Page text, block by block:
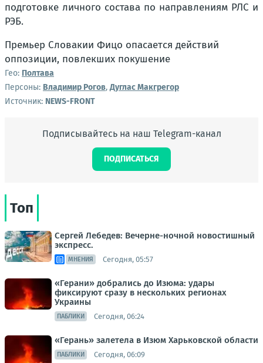
подготовке личного состава по направлениям РЛС и
РЭБ.
Премьер Словакии Фицо опасается действий
оппозиции, повлекших покушение
Гео: Полтава
Персоны: Владимир Рогов,Дуглас Макгрегор
Источник: NEWS-FRONT
Подписывайтесь на наш Telegram-канал
ПОДПИСАТЬСЯ
Топ
Сергей Лебедев: Вечерне-ночной новостишный
экспресс.
МНЕНИЯ Сегодня, 05:57
«Герани» добрались до Изюма: удары
фиксируют сразу в нескольких регионах
Украины
ПАБЛИКИ Сегодня, 06:24
«Герань» залетела в Изюм Харьковской области
ПАБЛИКИ Сегодня, 06:09